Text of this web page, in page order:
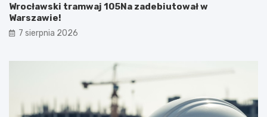
Wrocławski tramwaj 105Na zadebiutował w
Warszawie!
7 sierpnia 2026